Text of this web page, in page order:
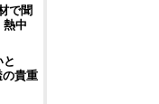
で聞
熱中
貴重